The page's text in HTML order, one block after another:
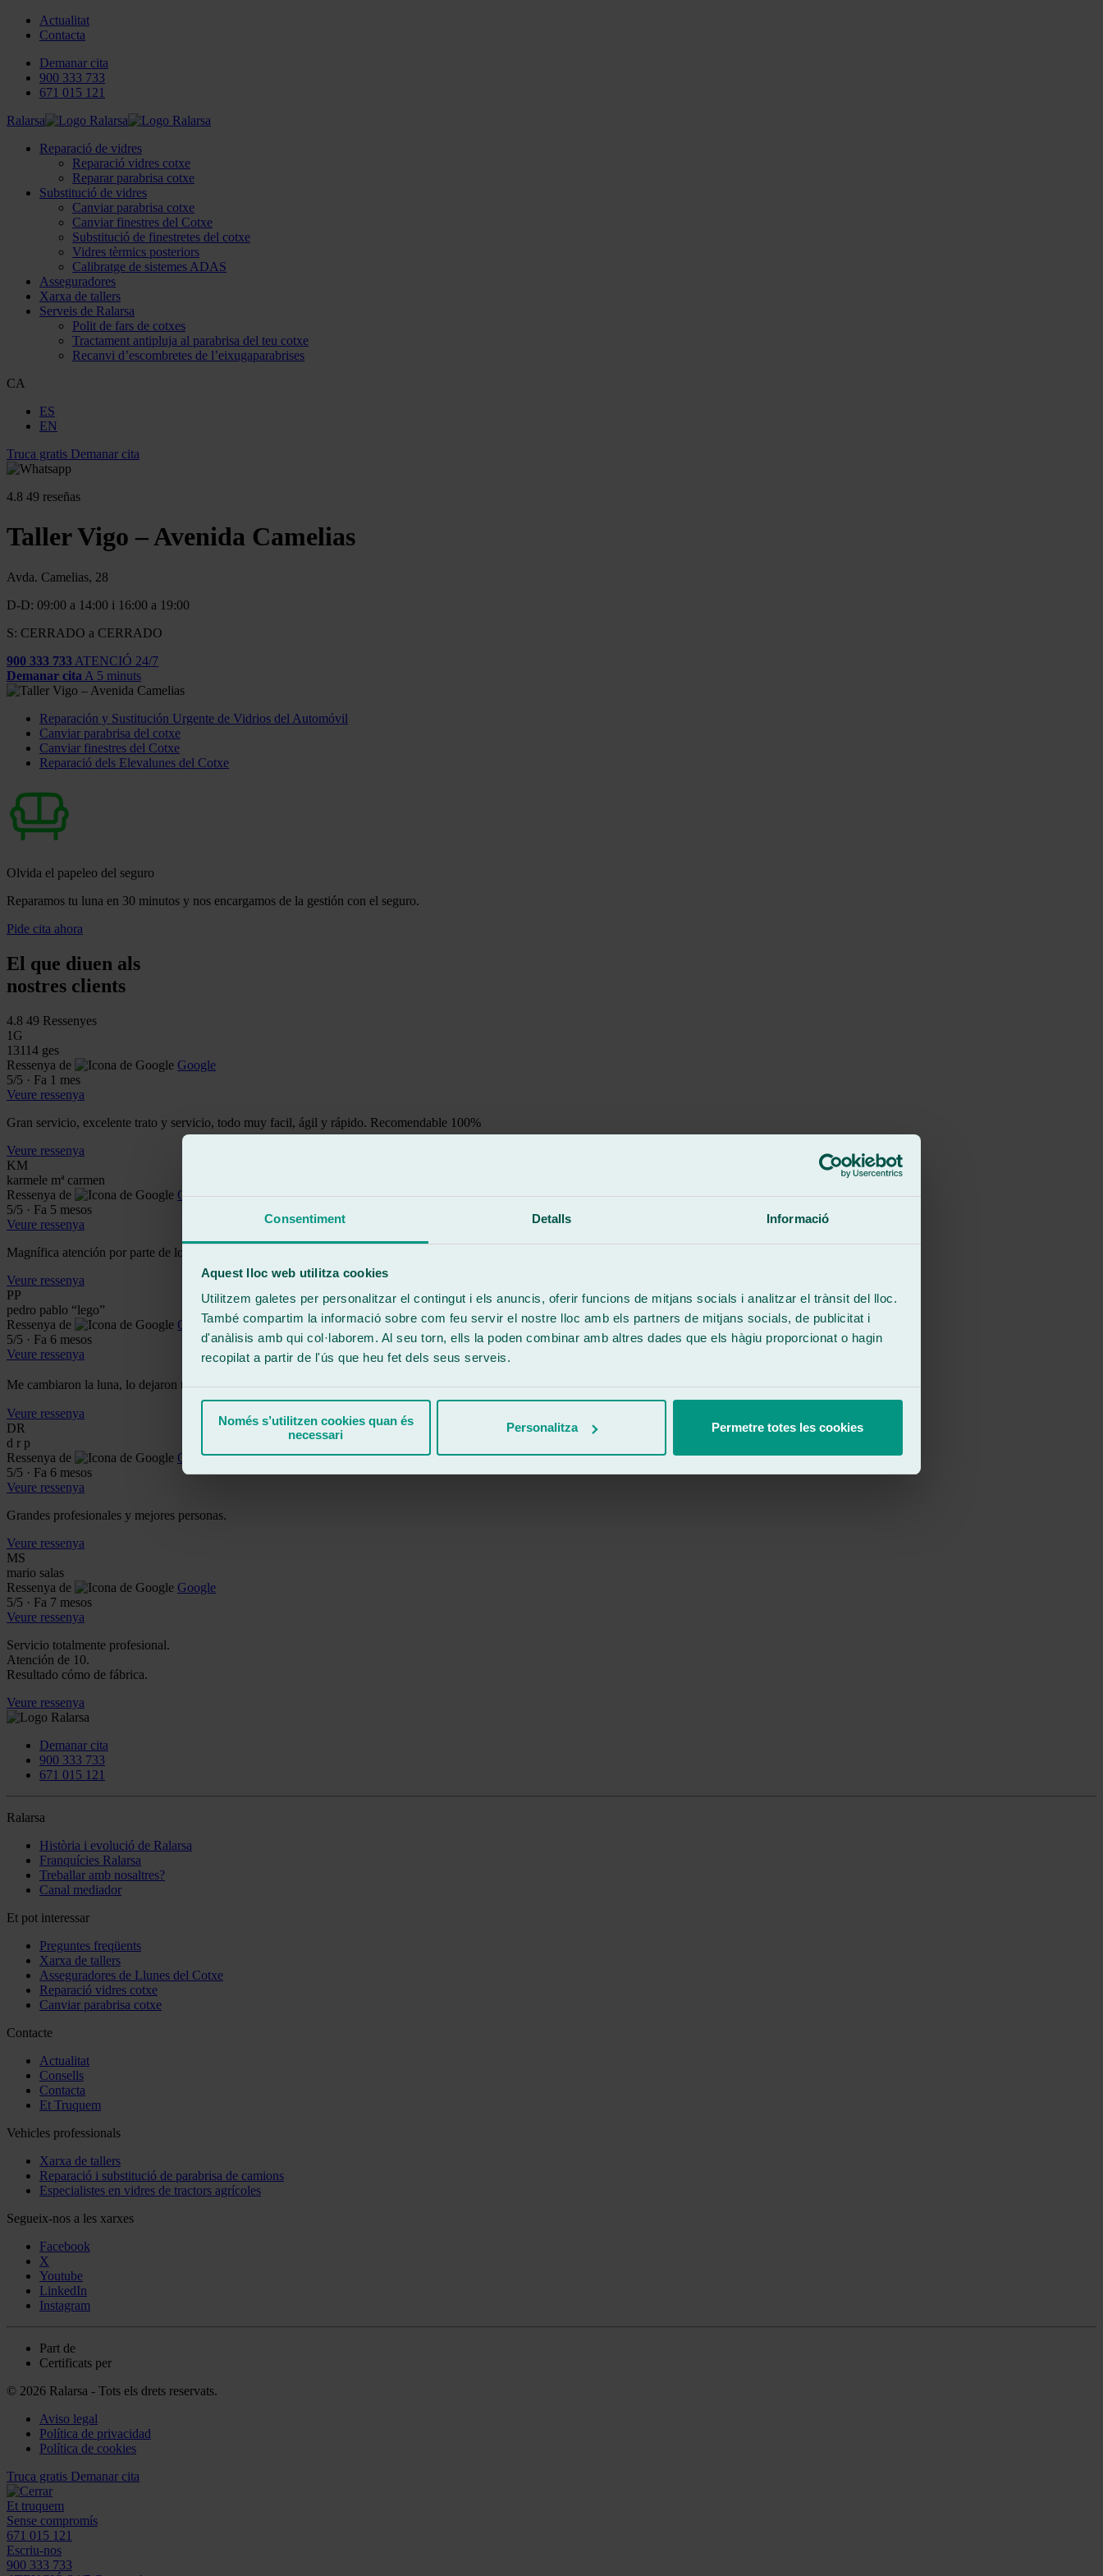
Consentiment Detalls Informació
Aquest lloc web utilitza cookies
Utilitzem galetes per personalitzar el contingut i els anuncis, oferir funcions de mitjans socials i analitzar el trànsit del lloc.
També compartim la informació sobre com feu servir el nostre lloc amb els partners de mitjans socials, de publicitat i
d'anàlisis amb qui col·laborem. Al seu torn, ells la poden combinar amb altres dades que els hàgiu proporcionat o hagin
recopilat a partir de l'ús que heu fet dels seus serveis.
Només s’utilitzen cookies quan és
necessari
Personalitza Permetre totes les cookies
Actualitat
Contacta
Demanar cita
900 333 733
671 015 121
Ralarsa
Reparació de vidres
Reparació vidres cotxe
Reparar parabrisa cotxe
Substitució de vidres
Canviar parabrisa cotxe
Canviar finestres del Cotxe
Substitució de finestretes del cotxe
Vidres tèrmics posteriors
Calibratge de sistemes ADAS
Asseguradores
Xarxa de tallers
Serveis de Ralarsa
Polit de fars de cotxes
Tractament antipluja al parabrisa del teu cotxe
Recanvi d’escombretes de l’eixugaparabrises
CA
ES
EN
Truca gratis Demanar cita
4.8 49 reseñas
Taller Vigo – Avenida Camelias
Avda. Camelias, 28
D-D: 09:00 a 14:00 i 16:00 a 19:00
S: CERRADO a CERRADO
900 333 733 ATENCIÓ 24/7
Demanar cita A 5 minuts
Reparación y Sustitución Urgente de Vidrios del Automóvil
Canviar parabrisa del cotxe
Canviar finestres del Cotxe
Reparació dels Elevalunes del Cotxe
Olvida el papeleo del seguro
Reparamos tu luna en 30 minutos y nos encargamos de la gestión con el seguro.
Pide cita ahora
El que diuen als
nostres clients
4.8 49 Ressenyes
1G
13114 ges
Ressenya de
Google
5/5 · Fa 1 mes
Veure ressenya
Gran servicio, excelente trato y servicio, todo muy facil, ágil y rápido. Recomendable 100%
Veure ressenya
KM
karmele mª carmen
Ressenya de
Google
5/5 · Fa 5 mesos
Veure ressenya
Magnífica atención por parte de los empleados y buen trabajo y rápido. Recomendable
Veure ressenya
PP
pedro pablo “lego”
Ressenya de
Google
5/5 · Fa 6 mesos
Veure ressenya
Me cambiaron la luna, lo dejaron todo perfecto, hasta las pegatinas. Unos profesionales 👍🏻
Veure ressenya
DR
d r p
Ressenya de
Google
5/5 · Fa 6 mesos
Veure ressenya
Grandes profesionales y mejores personas.
Veure ressenya
MS
mario salas
Ressenya de
Google
5/5 · Fa 7 mesos
Veure ressenya
Servicio totalmente profesional.
Atención de 10.
Resultado cómo de fábrica.
Veure ressenya
Demanar cita
900 333 733
671 015 121
Ralarsa
Història i evolució de Ralarsa
Franquícies Ralarsa
Treballar amb nosaltres?
Canal mediador
Et pot interessar
Preguntes freqüents
Xarxa de tallers
Asseguradores de Llunes del Cotxe
Reparació vidres cotxe
Canviar parabrisa cotxe
Contacte
Actualitat
Consells
Contacta
Et Truquem
Vehicles professionals
Xarxa de tallers
Reparació i substitució de parabrisa de camions
Especialistes en vidres de tractors agrícoles
Segueix-nos a les xarxes
Facebook
X
Youtube
LinkedIn
Instagram
Part de
Certificats per
© 2026 Ralarsa - Tots els drets reservats.
Aviso legal
Política de privacidad
Política de cookies
Truca gratis Demanar cita
Et truquem
Sense compromís
671 015 121
Escriu-nos
900 333 733